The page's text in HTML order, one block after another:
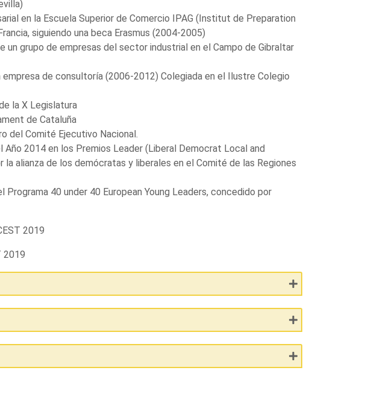
en la Escuela Superior de Comercio IPAG (Institut de Preparation
siguiendo una beca Erasmus (2004-2005)
un grupo de empresas del sector industrial en el Campo de Gibraltar
de consultoría (2006-2012) Colegiada en el Ilustre Colegio
la X Legislatura
de Cataluña
del Comité Ejecutivo Nacional.
2014 en los Premios Leader (Liberal Democrat Local and
la alianza de los demócratas y liberales en el Comité de las Regiones
40 under 40 European Young Leaders, concedido por
2019
2019